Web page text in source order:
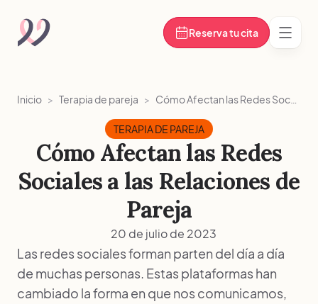
Reserva tu cita Abrir
Inicio > Terapia de pareja >
TERAPIA DE PAREJA
Cómo Afectan las Redes
Sociales a las Relaciones de
Pareja
20 de julio de 2023
Las redes sociales forman parten del día a día
de muchas personas. Estas plataformas han
cambiado la forma en que nos comunicamos,